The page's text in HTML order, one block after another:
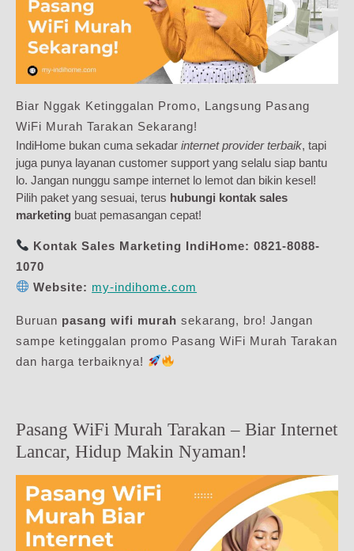
Biar Nggak Ketinggalan Promo, Langsung Pasang
WiFi Murah Tarakan Sekarang!
IndiHome bukan cuma sekadar internet provider terbaik, tapi
juga punya layanan customer support yang selalu siap bantu
lo. Jangan nunggu sampe internet lo lemot dan bikin kesel!
Pilih paket yang sesuai, terus hubungi kontak sales
marketing buat pemasangan cepat!
Kontak Sales Marketing IndiHome: 0821-8088-
1070
Website: my-indihome.com
Buruan pasang wifi murah sekarang, bro! Jangan
sampe ketinggalan promo Pasang WiFi Murah Tarakan
dan harga terbaiknya!
Pasang WiFi Murah Tarakan – Biar Internet
Lancar, Hidup Makin Nyaman!